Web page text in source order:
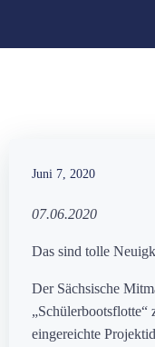
Juni 7, 2020
07.06.2020
Das sind tolle
Der Sächsische
eingereichte